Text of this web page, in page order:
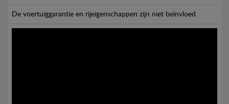
De voertuiggarantie en rijeigenschappen zijn niet beïnvloed.